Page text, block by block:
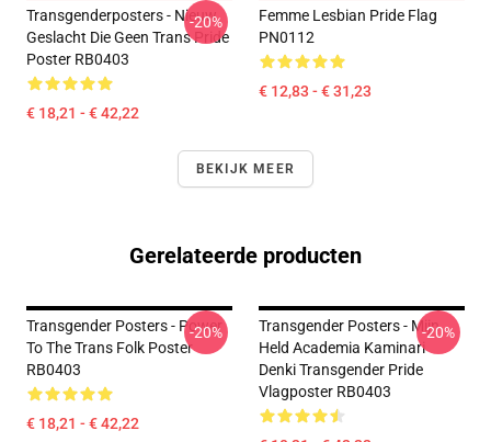
Transgenderposters - Nieuw
Geslacht Die Geen Trans Pride
Poster RB0403
€ 18,21 - € 42,22
-20%
Femme Lesbian Pride Flag
PN0112
€ 12,83 - € 31,23
BEKIJK MEER
Gerelateerde producten
Transgender Posters - Power
To The Trans Folk Poster
RB0403
€ 18,21 - € 42,22
-20%
Transgender Posters - Mijn
Held Academia Kaminari
Denki Transgender Pride
Vlagposter RB0403
-20%